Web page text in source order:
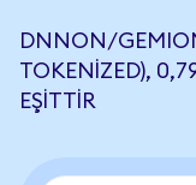
DNNON/
TOKENIZED),
EŞITTIR